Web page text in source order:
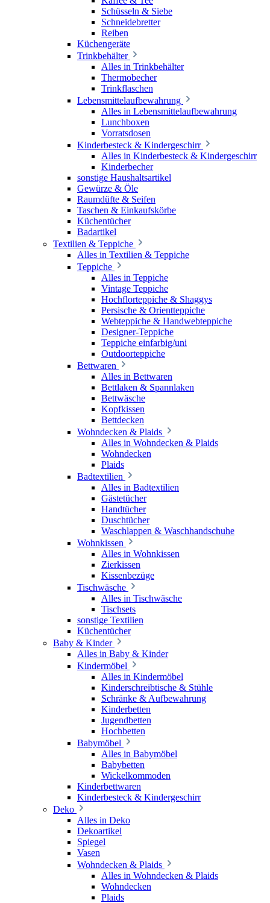
Schüsseln & Siebe
Schneidebretter
Reiben
Küchengeräte
Trinkbehälter
Alles in Trinkbehälter
Thermobecher
Trinkflaschen
Lebensmittelaufbewahrung
Alles in Lebensmittelaufbewahrung
Lunchboxen
Vorratsdosen
Kinderbesteck & Kindergeschirr
Alles in Kinderbesteck & Kindergeschirr
Kinderbecher
sonstige Haushaltsartikel
Gewürze & Öle
Raumdüfte & Seifen
Taschen & Einkaufskörbe
Küchentücher
Badartikel
Textilien & Teppiche
Alles in Textilien & Teppiche
Teppiche
Alles in Teppiche
Vintage Teppiche
Hochflorteppiche & Shaggys
Persische & Orientteppiche
Webteppiche & Handwebteppiche
Designer-Teppiche
Teppiche einfarbig/uni
Outdoorteppiche
Bettwaren
Alles in Bettwaren
Bettlaken & Spannlaken
Bettwäsche
Kopfkissen
Bettdecken
Wohndecken & Plaids
Alles in Wohndecken & Plaids
Wohndecken
Plaids
Badtextilien
Alles in Badtextilien
Gästetücher
Handtücher
Duschtücher
Waschlappen & Waschhandschuhe
Wohnkissen
Alles in Wohnkissen
Zierkissen
Kissenbezüge
Tischwäsche
Alles in Tischwäsche
Tischsets
sonstige Textilien
Küchentücher
Baby & Kinder
Alles in Baby & Kinder
Kindermöbel
Alles in Kindermöbel
Kinderschreibtische & Stühle
Schränke & Aufbewahrung
Kinderbetten
Jugendbetten
Hochbetten
Babymöbel
Alles in Babymöbel
Babybetten
Wickelkommoden
Kinderbettwaren
Kinderbesteck & Kindergeschirr
Deko
Alles in Deko
Dekoartikel
Spiegel
Vasen
Wohndecken & Plaids
Alles in Wohndecken & Plaids
Wohndecken
Plaids